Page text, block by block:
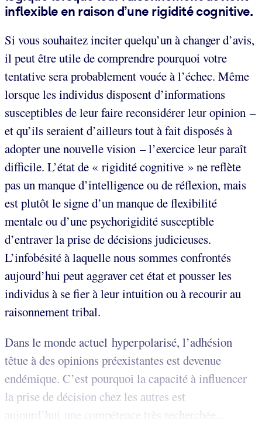
inflexible en raison d’une rigidité cognitive.
Si vous souhaitez inciter quelqu’un à changer d’avis,
il peut être utile de comprendre pourquoi votre
tentative sera probablement vouée à l’échec. Même
lorsque les individus disposent d’informations
susceptibles de leur faire reconsidérer leur opinion –
et qu’ils seraient d’ailleurs tout à fait disposés à
adopter une nouvelle vision – l’exercice leur paraît
difficile. L’état de « rigidité cognitive » ne reflète
pas un manque d’intelligence ou de réflexion, mais
est plutôt le signe d’un manque de flexibilité
mentale ou d’une psychorigidité susceptible
d’entraver la prise de décisions judicieuses.
L’infobésité à laquelle nous sommes confrontés
aujourd’hui peut aggraver cet état et pousser les
individus à se fier à leur intuition ou à recourir au
raisonnement tribal.
Dans le monde actuel hyperpolarisé, l’adhésion
têtue à des opinions préexistantes est devenue
endémique. C’est pourquoi la capacité à influencer
la prise de décision chez les autres est
aujourd’hui une compétence très recherchée...